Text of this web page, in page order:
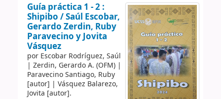
Guía práctica 1 - 2 :
Shipibo /Saúl Escobar,
Gerardo Zerdin, Ruby
Paravecino y Jovita
Vásquez
por Escobar Rodríguez, Saúl
| Zerdin, Gerardo A. (OFM)|
Paravecino Santiago, Ruby
[autor] | Vásquez Balarezo,
Jovita [autor].